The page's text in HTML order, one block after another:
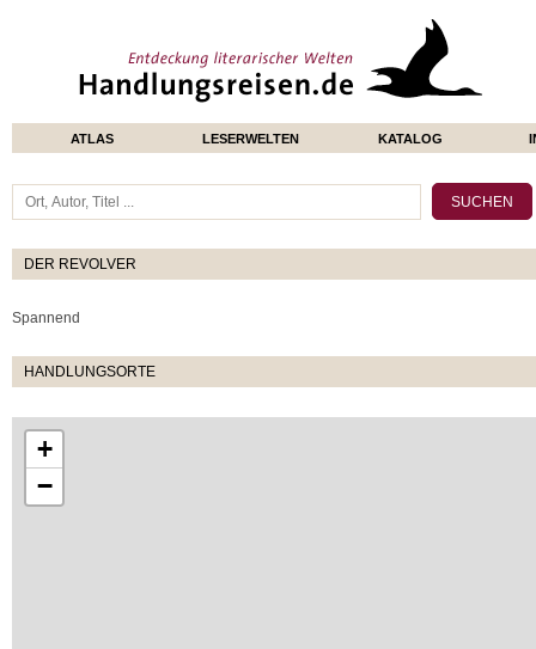
ATLAS LESERWELTEN KATALOG
DER REVOLVER
Spannend
HANDLUNGSORTE
+
−